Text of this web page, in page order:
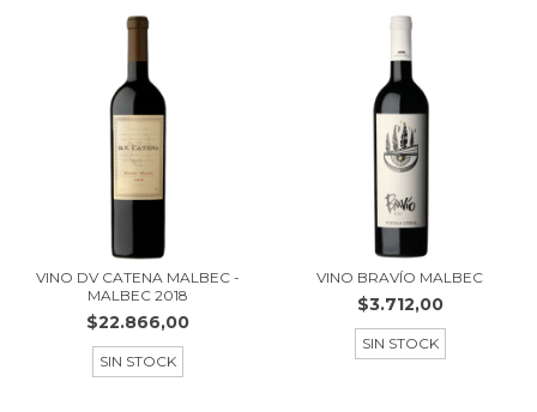
VINO DV CATENA MALBEC -
MALBEC 2018
$22.866,00
SIN STOCK
VINO BRAVÍO MALBEC
$3.712,00
SIN STOCK